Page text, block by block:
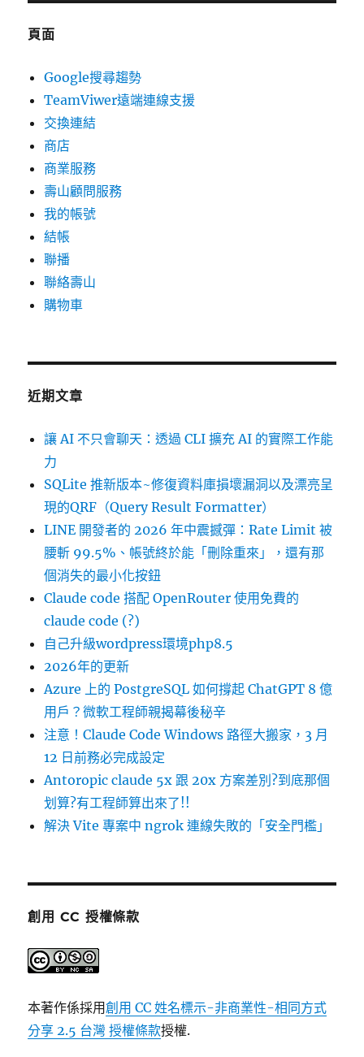
頁面
Google搜尋趨勢
TeamViwer遠端連線支援
交換連結
商店
商業服務
壽山顧問服務
我的帳號
結帳
聯播
聯絡壽山
購物車
近期文章
讓 AI 不只會聊天：透過 CLI 擴充 AI 的實際工作能
力
SQLite 推新版本~修復資料庫損壞漏洞以及漂亮呈
現的QRF（Query Result Formatter）
LINE 開發者的 2026 年中震撼彈：Rate Limit 被
腰斬 99.5%、帳號終於能「刪除重來」，還有那
個消失的最小化按鈕
Claude code 搭配 OpenRouter 使用免費的
claude code (?)
自己升級wordpress環境php8.5
2026年的更新
Azure 上的 PostgreSQL 如何撐起 ChatGPT 8 億
用戶？微軟工程師親揭幕後秘辛
注意！Claude Code Windows 路徑大搬家，3 月
12 日前務必完成設定
Antoropic claude 5x 跟 20x 方案差別?到底那個
划算?有工程師算出來了!!
解決 Vite 專案中 ngrok 連線失敗的「安全門檻」
創用 CC 授權條款
本著作係採用創用 CC 姓名標示-非商業性-相同方式
分享 2.5 台灣 授權條款授權.